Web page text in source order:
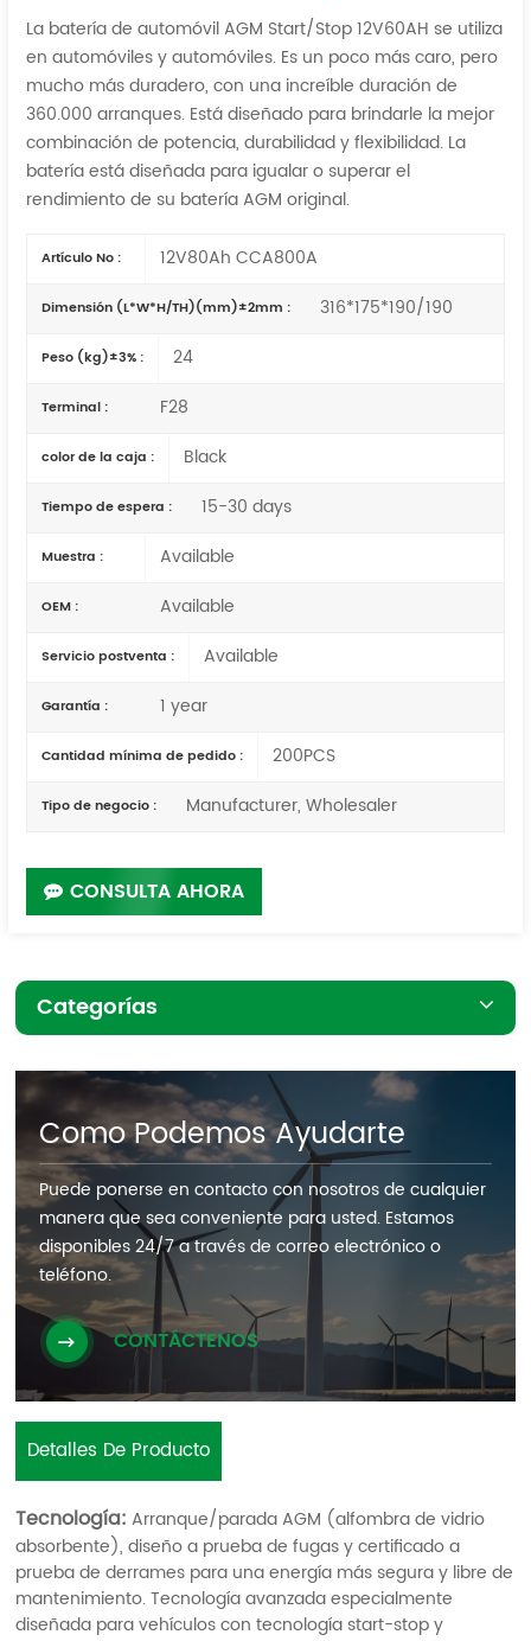
La batería de automóvil AGM Start/Stop 12V60AH se utiliza
en automóviles y automóviles. Es un poco más caro, pero
mucho más duradero, con una increíble duración de
360.000 arranques. Está diseñado para brindarle la mejor
combinación de potencia, durabilidad y flexibilidad. La
batería está diseñada para igualar o superar el
rendimiento de su batería AGM original.
Artículo No : 12V80Ah CCA800A
Dimensión (L*W*H/TH)(mm)±2mm : 316*175*190/190
Peso (kg)±3% : 24
Terminal : F28
color de la caja : Black
Tiempo de espera : 15-30 days
Muestra : Available
OEM : Available
Servicio postventa : Available
Garantía : 1 year
Cantidad mínima de pedido : 200PCS
Tipo de negocio : Manufacturer, Wholesaler
CONSULTA AHORA
Categorías
Como Podemos Ayudarte
Puede ponerse en contacto con nosotros de cualquier
manera que sea conveniente para usted. Estamos
disponibles 24/7 a través de correo electrónico o
teléfono.
CONTÁCTENOS
Detalles De Producto
Tecnología: Arranque/parada AGM (alfombra de vidrio
absorbente), diseño a prueba de fugas y certificado a
prueba de derrames para una energía más segura y libre de
mantenimiento. Tecnología avanzada especialmente
diseñada para vehículos con tecnología start-stop y